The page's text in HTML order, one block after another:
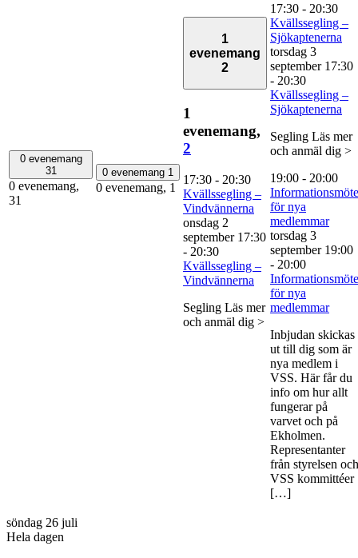
0 evenemang
31
0 evenemang,
31
0 evenemang 1
0 evenemang, 1
1
evenemang
2
1
evenemang,
2
17:30 - 20:30
Kvällssegling –
Vindvännerna
onsdag 2
september 17:30
- 20:30
Kvällssegling –
Vindvännerna
Segling Läs mer
och anmäl dig >
17:30 - 20:30
Kvällssegling –
Sjökaptenerna
torsdag 3
september 17:30
- 20:30
Kvällssegling –
Sjökaptenerna
Segling Läs mer
och anmäl dig >
19:00 - 20:00
Informationsmöte
för nya
medlemmar
torsdag 3
september 19:00
- 20:00
Informationsmöte
för nya
medlemmar
Inbjudan skickas
ut till dig som är
nya medlem i
VSS. Här får du
info om hur allt
fungerar på
varvet och på
Ekholmen.
Representanter
från styrelsen och
VSS kommittéer
[…]
söndag 26 juli
Hela dagen